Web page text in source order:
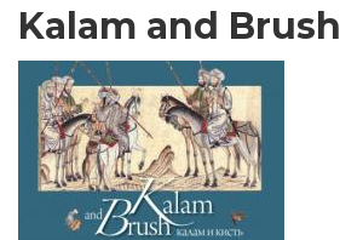
Kalam and Brush